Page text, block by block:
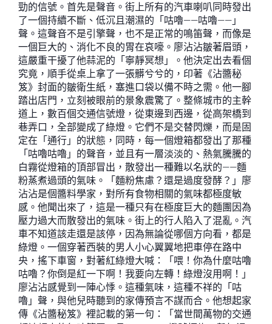
勁的信號。首先是聲音。街上所有的汽車喇叭同時發出
了一個持續不斷、低沉且潮濕的「咕嚕——咕嚕——」
聲。這聲音不是引擎聲，也不是正常的鳴笛聲，而像是
一個巨大的、消化不良的胃在哀嚎。廖沾沾皺著眉頭，
這嚴重干擾了他蒜泥的「寧靜冥想」。他決定出去看個
究竟，順手從桌上拿了一張髒兮兮的，印著《沾醬秘
笈》封面的皺衛生紙，塞進口袋以備不時之需。他一腳
踏出店門，立刻被眼前的景象震驚了。整條城市的主幹
道上，數百個交通信號燈，從東邊到西邊，從高架橋到
巷弄口，全部變成了綠燈。它們不是交替閃爍，而是固
定在「通行」的狀態，同時，每一個燈箱都發出了那種
「咕嚕咕嚕」的聲音，並且有一層淡淡的、熱氣騰騰的
白霧從燈箱的頂部冒出，散發出一種難以名狀的——麵
粉蒸煮過頭的氣味。「麵粉焦慮？還是過度發酵？」廖
沾沾是個醬料學家，對所有食物相關的氣味都極度敏
感。他聞出來了，這是一種只有在極度巨大的麵團因為
壓力過大而散發出的氣味。街上的行人陷入了混亂。汽
車不知道該走還是該停，因為無論從哪個方向看，都是
綠燈。一個穿著西裝的男人小心翼翼地把車停在路中
央，搖下車窗，對著紅綠燈大喊：「喂！你為什麼咕嚕
咕嚕？你倒是紅一下啊！我要向左轉！綠燈沒用啊！」
廖沾沾感覺到一陣心悸。這種氣味，這種不祥的「咕
嚕」聲，與他兒時聽到的家傳預言不謀而合。他想起家
傳《沾醬秘笈》裡記載的第一句：「當世間萬物的交通